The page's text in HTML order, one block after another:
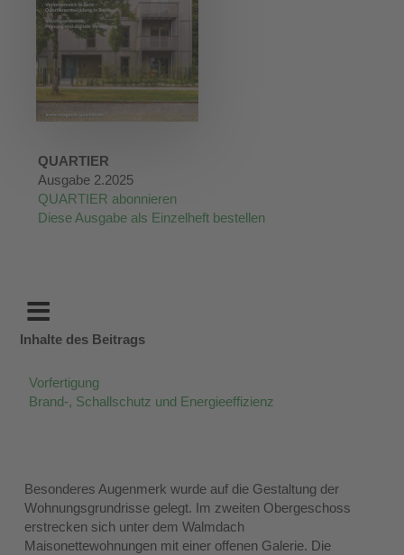
QUARTIER
Ausgabe 2.2025
QUARTIER abonnieren
Diese Ausgabe als Einzelheft bestellen
Inhalte des Beitrags
Vorfertigung
Brand-, Schallschutz und Energieeffizienz
Besonderes Augenmerk wurde auf die Gestaltung der
Wohnungsgrundrisse gelegt. Im zweiten Obergeschoss
erstrecken sich unter dem Walmdach
Maisonettewohnungen mit einer offenen Galerie. Die